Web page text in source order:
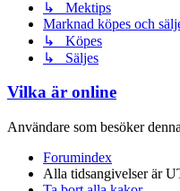
↳ Mektips
Marknad köpes och
↳ Köpes
↳ Säljes
Vilka är online
Användare som besöker
Forumindex
Alla tidsangivelser är